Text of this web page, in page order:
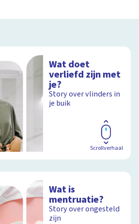
Wat doet
verliefd zijn met
je?
Story over vlinders in
je buik
Scrollverhaal
Wat is
mentruatie?
Story over ongesteld
zijn